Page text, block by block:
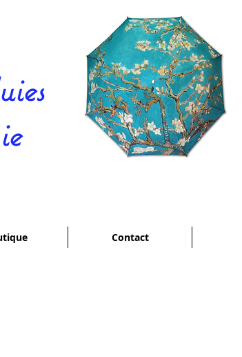
Contact